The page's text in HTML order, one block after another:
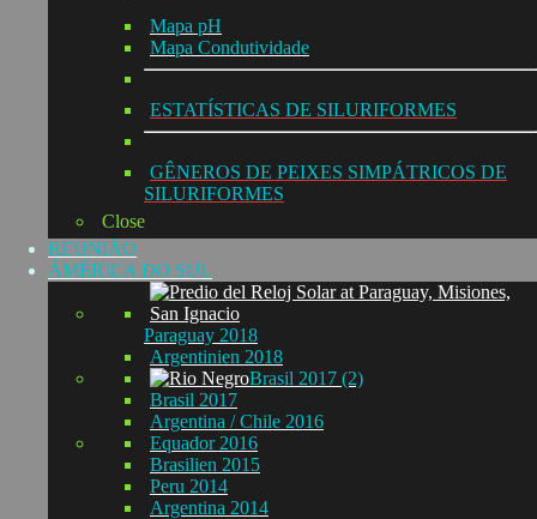
Mapa pH
Mapa Condutividade
ESTATÍSTICAS DE SILURIFORMES
GÊNEROS DE PEIXES SIMPÁTRICOS DE
SILURIFORMES
Close
REUNIÃO
ÁMÉRICA DO SUL
Paraguay 2018
Argentinien 2018
Brasil 2017 (2)
Brasil 2017
Argentina / Chile 2016
Equador 2016
Brasilien 2015
Peru 2014
Argentina 2014